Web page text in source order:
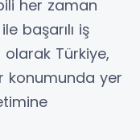
her zaman
başarılı iş
Türkiye,
konumunda yer